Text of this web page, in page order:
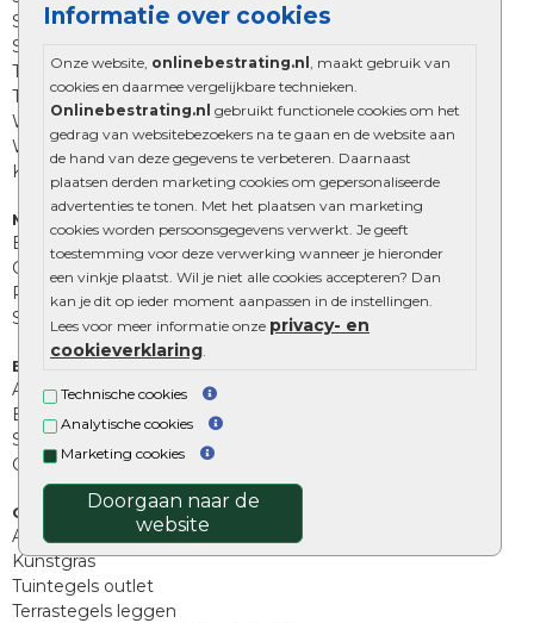
Informatie over cookies
Onze website, onlinebestrating.nl , maakt gebruik van
cookies en daarmee vergelijkbare technieken.
Onlinebestrating.nl gebruikt functionele cookies om het
gedrag van websitebezoekers na te gaan en de website aan
de hand van deze gegevens te verbeteren. Daarnaast
plaatsen derden marketing cookies om gepersonaliseerde
advertenties te tonen. Met het plaatsen van marketing
cookies worden persoonsgegevens verwerkt. Je geeft
toestemming voor deze verwerking wanneer je hieronder
een vinkje plaatst. Wil je niet alle cookies accepteren? Dan
kan je dit op ieder moment aanpassen in de instellingen.
Lees voor meer informatie onze privacy- en
cookieverklaring
Technische cookies
Analytische cookies
Marketing cookies
Doorgaan naar de
website
Straatklinkers
Straatstenen
Trommelstenen
Tuinstenen
Waalformaat
Wildverband bestrating
Kingstones
Muurelementen
Betonbielzen
Opsluitbanden
Palissades
Stapelblokken
Extra benodigdheden
Afwatering en diversen
Beplantings en betonelementen
Split, grind en zand
Oprit tegels
Overig
Aanbiedingen
Kunstgras
Tuintegels outlet
Terrastegels leggen